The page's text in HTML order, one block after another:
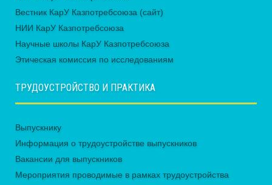
Вестник КарУ Казпотребсоюза (сайт)
НИИ КарУ Казпотребсоюза
Научные школы КарУ Казпотребсоюза
Этическая комиссия по исследованиям
ТРУДОУСТРОЙСТВО И ПРАКТИКА
Выпускнику
Информация о трудоустройстве выпускников
Вакансии для выпускников
Мероприятия проводимые в рамках трудоустройства